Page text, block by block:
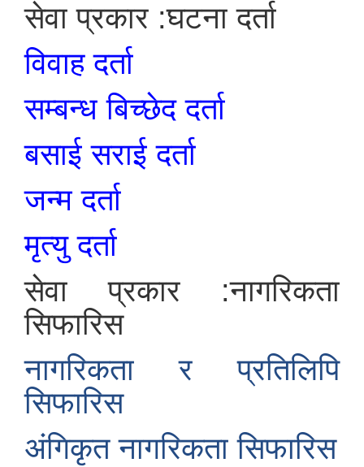
सेवा प्रकार :घटना दर्ता
विवाह दर्ता
सम्बन्ध बिच्छेद दर्ता
बसाई सराई दर्ता
जन्म दर्ता
मृत्यु दर्ता
सेवा प्रकार :नागरिकता
सिफारिस
नागरिकता र प्रतिलिपि
सिफारिस
अंगिकृत नागरिकता सिफारिस